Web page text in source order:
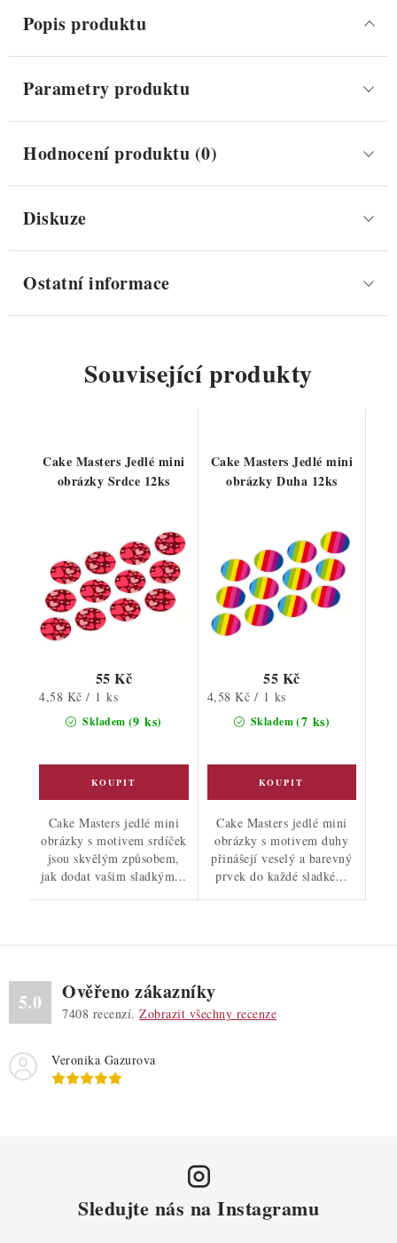
Popis produktu
Parametry produktu
Hodnocení produktu (0)
Diskuze
Ostatní informace
Související produkty
Cake Masters Jedlé mini
obrázky Srdce 12ks
Skladem (9 ks)
55 Kč
Měrná
4,58 Kč / 1 ks
Cake Masters jedlé mini
obrázky s motivem srdíček
jsou skvělým způsobem,
jak dodat vašim sladkým...
Cake Masters Jedlé mini
obrázky Duha 12ks
Skladem(7 ks)
55 Kč
Měrná
4,58 Kč / 1 ks
Cake Masters jedlé mini
obrázky s motivem duhy
přinášejí veselý a barevný
prvek do každé sladké...
5.0 Ověřeno zákazníky
7408 recenzí. Zobrazit všechny recenze
Veronika Gazurova
Sledujte nás na Instagramu